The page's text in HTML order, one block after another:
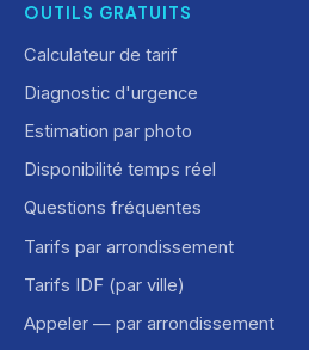
OUTILS GRATUITS
Calculateur de tarif
Diagnostic d'urgence
Estimation par photo
Disponibilité temps réel
Questions fréquentes
Tarifs par arrondissement
Tarifs IDF (par ville)
Appeler — par arrondissement